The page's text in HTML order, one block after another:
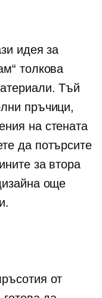
идея за
толкова
Тъй
пръчици,
на стената
да потърсите
за втора
още
от